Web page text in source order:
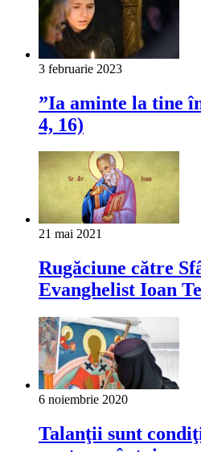
3 februarie 2023
”Ia aminte la tine
4, 16)
21 mai 2021
Rugăciune către
Evanghelist Ioan
6 noiembrie 2020
Talanţii sunt